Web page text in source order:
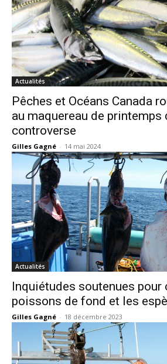
Actualités
Pêches et Océans Canada
au maquereau de printemps
controverse
Gilles Gagné - 14 mai 2024
Actualités
Inquiétudes soutenues pour
poissons de fond et les
Gilles Gagné - 18 décembre 2023